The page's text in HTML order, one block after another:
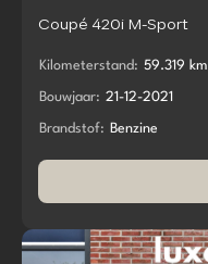
Coupé 420i M-Sport
Kilometerstand: 59.319 km
Bouwjaar: 21-12-2021
Brandstof: Benzine